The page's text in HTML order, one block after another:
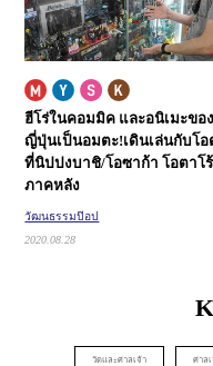
ฮีโร่ในคอมมิค และอนิเมะของ
ญี่ปุ่นเป็นอมตะ!เดินเล่นกับโ
ที่นิปปงบาชิ/โอซาก้า โอตาโ
ภาคหลัง
วัฒนธรรมป๊อป
2020.08.28
วัดและศาลเจ้า ศาล